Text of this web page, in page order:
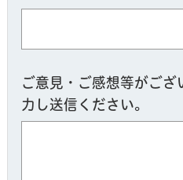
ご意見・ご感想等がござ
力し送信ください。